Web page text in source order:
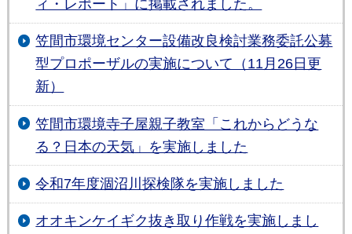
ィ・レポート」に掲載されました。
笠間市環境センター設備改良検討業務委託公募
型プロポーザルの実施について（11月26日更
新）
笠間市環境寺子屋親子教室「これからどうな
る？日本の天気」を実施しました
令和7年度涸沼川探検隊を実施しました
オオキンケイギク抜き取り作戦を実施しまし